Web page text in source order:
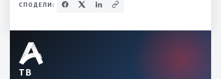
СПОДЕЛИ:
ТВ